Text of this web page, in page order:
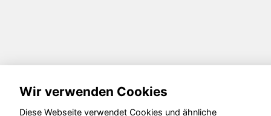
Wir verwenden Cookies
Diese Webseite verwendet Cookies und ähnliche